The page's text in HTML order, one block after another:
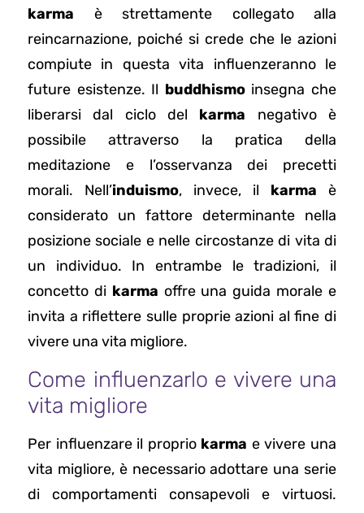
karma è strettamente collegato alla
reincarnazione, poiché si crede che le azioni
compiute in questa vita influenzeranno le
future esistenze. Il buddhismoinsegna che
liberarsi dal ciclo del karma negativo è
possibile attraverso la pratica della
meditazione e l’osservanza dei precetti
morali. Nell’induismo, invece, il karma è
considerato un fattore determinante nella
posizione sociale e nelle circostanze di vita di
un individuo. In entrambe le tradizioni, il
concetto di karma offre una guida morale e
invita a riflettere sulle proprie azioni al fine di
vivere una vita migliore.
Come influenzarlo e vivere una
vita migliore
Per influenzare il proprio karma e vivere una
vita migliore, è necessario adottare una serie
di comportamenti consapevoli e virtuosi.